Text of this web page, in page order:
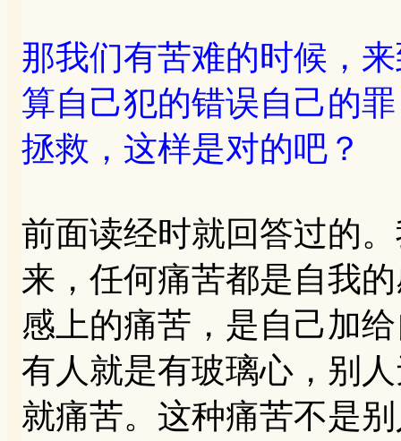
那我们有苦难的时候，
算自己犯的错误自己的
拯救，这样是对的吧？
前面读经时就回答过的
来，任何痛苦都是自我
感上的痛苦，是自己加
有人就是有玻璃心，别
就痛苦。这种痛苦不是